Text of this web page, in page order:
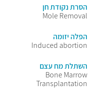
הסרת נקודת חן
Mole Removal
הפלה יזומה
Induced abortion
השתלת מח עצם
Bone Marrow
Transplantation